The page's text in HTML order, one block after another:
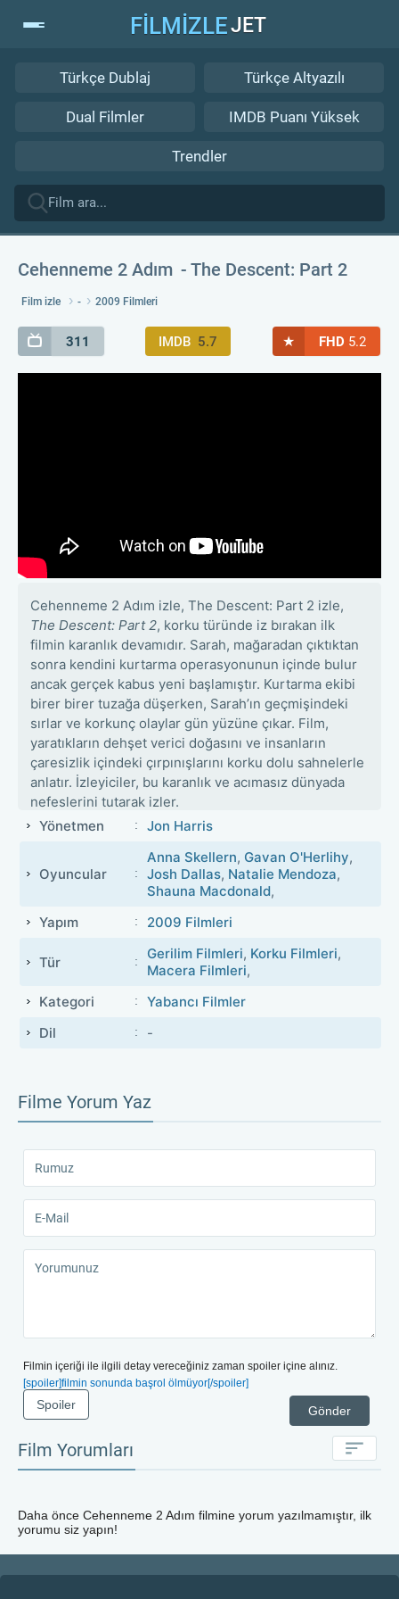
FİLMİZLEJET
Türkçe Dublaj Türkçe Altyazılı
Dual Filmler IMDB Puanı Yüksek
Trendler
Cehenneme 2 Adım The Descent: Part 2
Film izle - 2009 Filmleri
311 IMDB 5.7 ★ FHD 5.2
Cehenneme 2 Adım izle, The Descent: Part 2 izle,
The Descent: Part 2, korku türünde iz bırakan ilk
filmin karanlık devamıdır. Sarah, mağaradan çıktıktan
sonra kendini kurtarma operasyonunun içinde bulur
ancak gerçek kabus yeni başlamıştır. Kurtarma ekibi
birer birer tuzağa düşerken, Sarah’ın geçmişindeki
sırlar ve korkunç olaylar gün yüzüne çıkar. Film,
yaratıkların dehşet verici doğasını ve insanların
çaresizlik içindeki çırpınışlarını korku dolu sahnelerle
anlatır. İzleyiciler, bu karanlık ve acımasız dünyada
nefeslerini tutarak izler.
Yönetmen
Jon Harris
Oyuncular
Anna Skellern, Gavan O'Herlihy,
Josh Dallas, Natalie Mendoza,
Shauna Macdonald,
Yapım
2009 Filmleri
Tür Gerilim Filmleri, Korku Filmleri,
Macera Filmleri,
Kategori
Yabancı Filmler
Dil
-
Filme Yorum Yaz
Filmin içeriği ile ilgili detay vereceğiniz zaman spoiler içine alınız.
[spoiler]filmin sonunda başrol ölmüyor[/spoiler]
Gönder
Spoiler
Film Yorumları
Daha önce Cehenneme 2 Adım filmine yorum yazılmamıştır, ilk
yorumu siz yapın!